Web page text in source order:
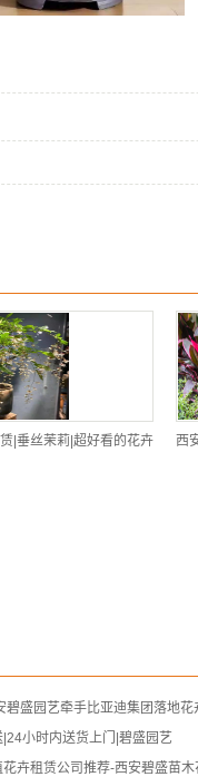
|垂丝茉莉|超好看的花卉 西
碧盛园艺牵手比亚迪集团落地
小时内送货上门|碧盛园艺
卉租赁公司推荐-西安碧盛苗木